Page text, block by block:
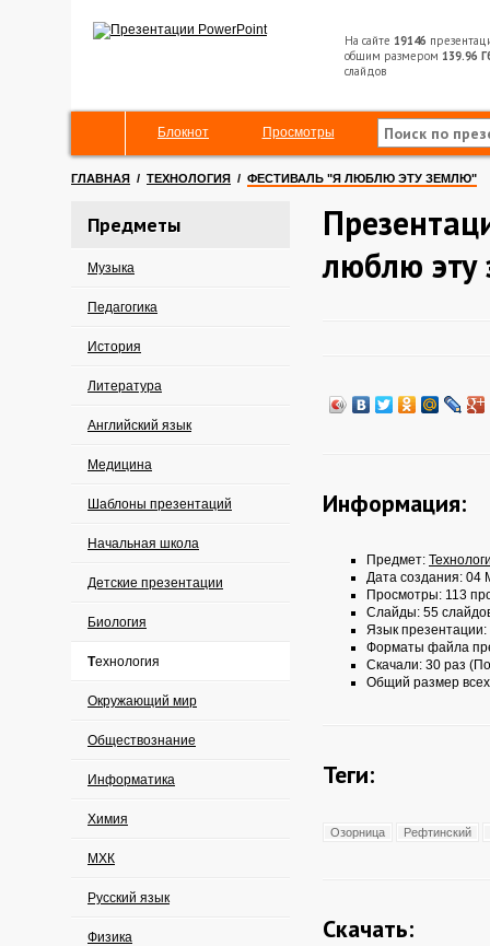
На сайте 19146
общим размером 139.96
слайдов
Блокнот Просмотры
ГЛАВНАЯ / ТЕХНОЛОГИЯ / ФЕСТИВАЛЬ "Я ЛЮБЛЮ ЭТУ ЗЕМЛЮ"
Предметы
Музыка
Педагогика
История
Литература
Английский язык
Медицина
Шаблоны презентаций
Начальная школа
Детские презентации
Биология
Технология
Окружающий мир
Обществознание
Информатика
Химия
МХК
Русский язык
Физика
люблю
Информация:
Предмет:
Дата создания: 04
Просмотры: 113
Слайды: 55
Язык презентации:
Форматы файла
Скачали: 30 раз
Общий размер
Теги:
Озорница Рефтинский
Скачать: